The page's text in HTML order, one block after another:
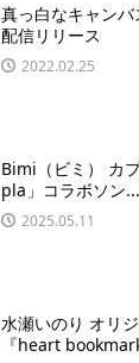
真っ白なキャンバ
配信リリース
2022.02.25
Bimi（ビミ） カ
pla」コラボソン...
2025.05.11
水瀬いのり オリ
『heart